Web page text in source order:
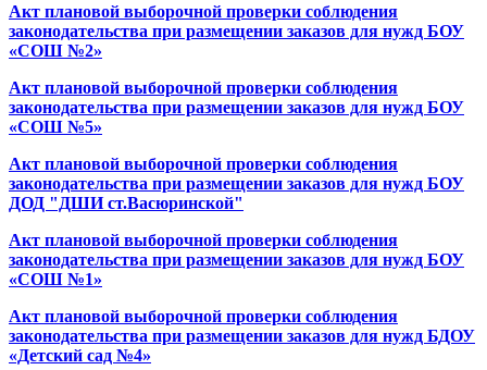
Акт плановой выборочной проверки соблюдения
законодательства при размещении заказов для нужд БОУ
«СОШ №2»
Акт плановой выборочной проверки соблюдения
законодательства при размещении заказов для нужд БОУ
«СОШ №5»
Акт плановой выборочной проверки соблюдения
законодательства при размещении заказов для нужд БОУ
ДОД "ДШИ ст.Васюринской"
Акт плановой выборочной проверки соблюдения
законодательства при размещении заказов для нужд БОУ
«СОШ №1»
Акт плановой выборочной проверки соблюдения
законодательства при размещении заказов для нужд БДОУ
«Детский сад №4»